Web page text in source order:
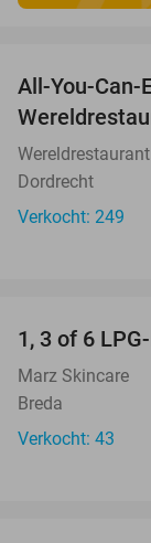
All-You-Can-
Dordrecht
Verkocht: 249
1, 3 of 6
Marz Skincare
Breda
Verkocht: 43